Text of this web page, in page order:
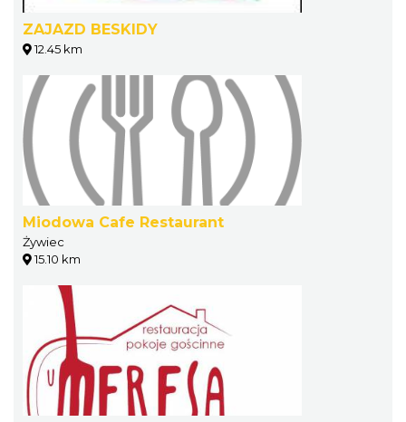
ZAJAZD BESKIDY
12.45 km
Miodowa Cafe Restaurant
Żywiec
15.10 km